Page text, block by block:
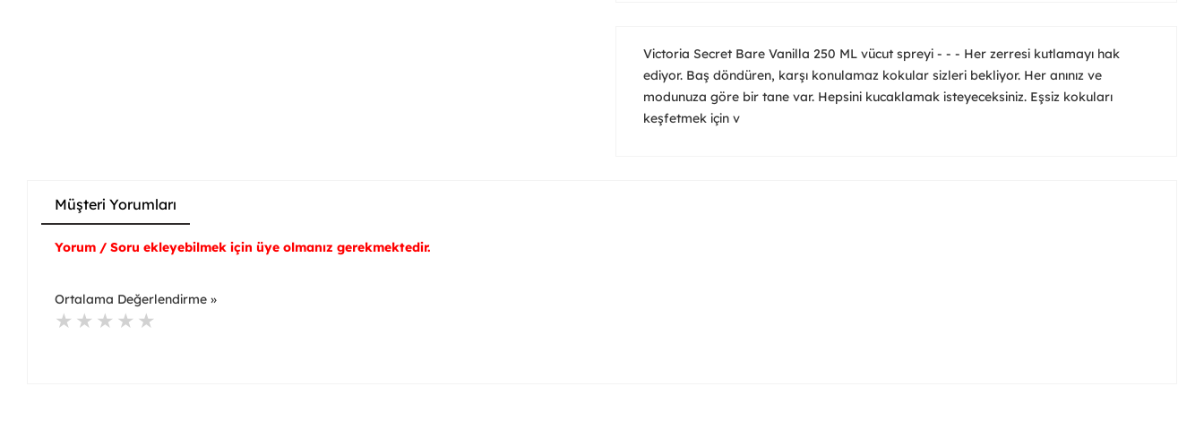
Victoria Secret Bare Vanilla 250 ML vücut spreyi - - - Her zerresi kutlamayı hak
ediyor. Baş döndüren, karşı konulamaz kokular sizleri bekliyor. Her anınız ve
modunuza göre bir tane var. Hepsini kucaklamak isteyeceksiniz. Eşsiz kokuları
keşfetmek için v
Müşteri Yorumları
Yorum / Soru ekleyebilmek için üye olmanız gerekmektedir.
Ortalama Değerlendirme »